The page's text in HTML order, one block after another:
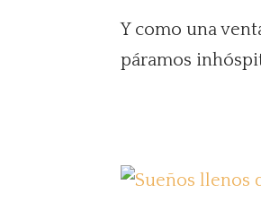
Y como una
páramos